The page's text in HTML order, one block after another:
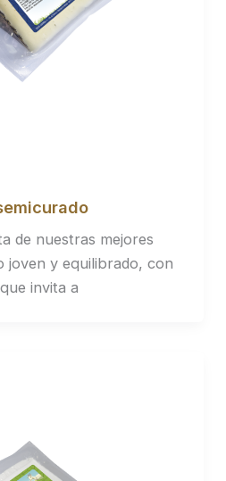
de nuestras mejores
joven y equilibrado, con
invita a